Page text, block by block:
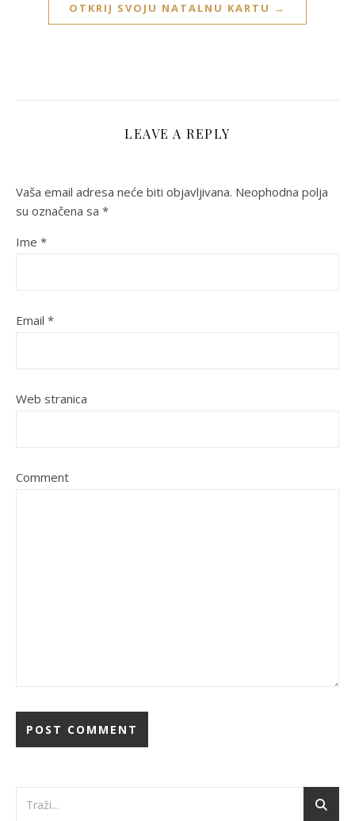
OTKRIJ SVOJU NATALNU KARTU →
LEAVE A REPLY
Vaša email adresa neće biti objavljivana. Neophodna polja
su označena sa *
Ime *
Email *
Web stranica
Comment